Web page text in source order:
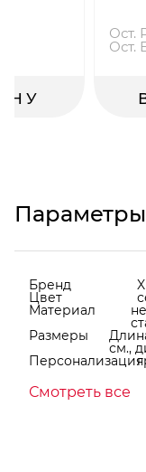
Ост.
Ост.
Параметры
Бренд
Цвет
Материал
Размеры
см.,
Персонализация
Смотреть все